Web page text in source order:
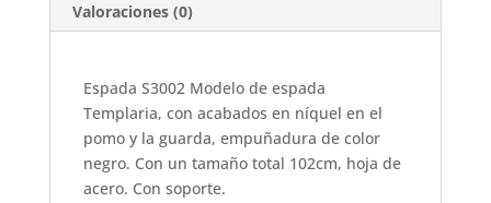
Valoraciones (0)
Espada S3002 Modelo de espada
Templaria, con acabados en níquel en el
pomo y la guarda, empuñadura de color
negro. Con un tamaño total 102cm, hoja de
acero. Con soporte.